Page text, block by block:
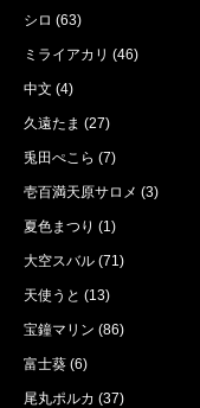
シロ (63)
ミライアカリ (46)
中文 (4)
久遠たま (27)
兎田ぺこら (7)
壱百満天原サロメ (3)
夏色まつり (1)
大空スバル (71)
天使うと (13)
宝鐘マリン (86)
富士葵 (6)
尾丸ポルカ (37)